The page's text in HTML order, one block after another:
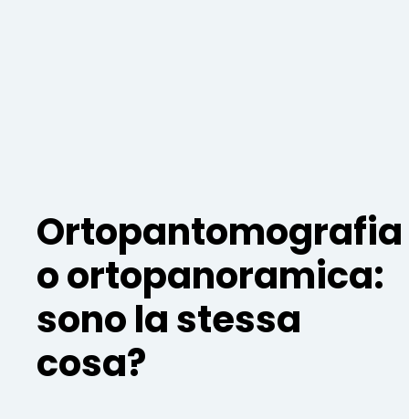
Ortopantomografia
o ortopanoramica:
sono la stessa
cosa?